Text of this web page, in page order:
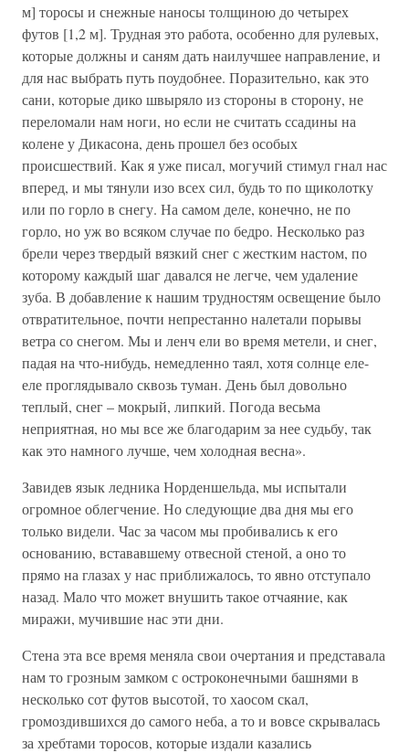
м] торосы и снежные наносы толщиною до четырех
футов [1,2 м]. Трудная это работа, особенно для рулевых,
которые должны и саням дать наилучшее направление, и
для нас выбрать путь поудобнее. Поразительно, как это
сани, которые дико швыряло из стороны в сторону, не
переломали нам ноги, но если не считать ссадины на
колене у Дикасона, день прошел без особых
происшествий. Как я уже писал, могучий стимул гнал нас
вперед, и мы тянули изо всех сил, будь то по щиколотку
или по горло в снегу. На самом деле, конечно, не по
горло, но уж во всяком случае по бедро. Несколько раз
брели через твердый вязкий снег с жестким настом, по
которому каждый шаг давался не легче, чем удаление
зуба. В добавление к нашим трудностям освещение было
отвратительное, почти непрестанно налетали порывы
ветра со снегом. Мы и ленч ели во время метели, и снег,
падая на что-нибудь, немедленно таял, хотя солнце еле-
еле проглядывало сквозь туман. День был довольно
теплый, снег – мокрый, липкий. Погода весьма
неприятная, но мы все же благодарим за нее судьбу, так
как это намного лучше, чем холодная весна».
Завидев язык ледника Норденшельда, мы испытали
огромное облегчение. Но следующие два дня мы его
только видели. Час за часом мы пробивались к его
основанию, встававшему отвесной стеной, а оно то
прямо на глазах у нас приближалось, то явно отступало
назад. Мало что может внушить такое отчаяние, как
миражи, мучившие нас эти дни.
Стена эта все время меняла свои очертания и представала
нам то грозным замком с остроконечными башнями в
несколько сот футов высотой, то хаосом скал,
громоздившихся до самого неба, а то и вовсе скрывалась
за хребтами торосов, которые издали казались